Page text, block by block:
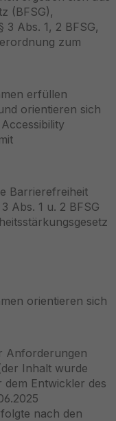
(BFSG),
3 Abs. 1, 2 BFSG,
zum
erfüllen
orientieren sich
Barrierefreiheit
Abs. 1 u. 2 BFSG
orientieren sich
Anforderungen
Inhalt wurde
Entwickler des
nach den